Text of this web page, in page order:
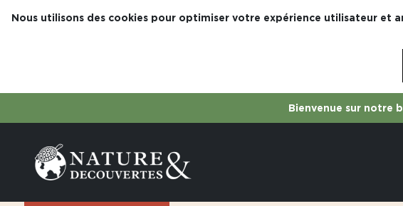
Nous utilisons des cookies pour optimiser votre expérience utilisateur et
Bienvenue sur notre